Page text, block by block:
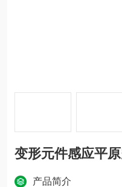
变形元件感应平
产品简介